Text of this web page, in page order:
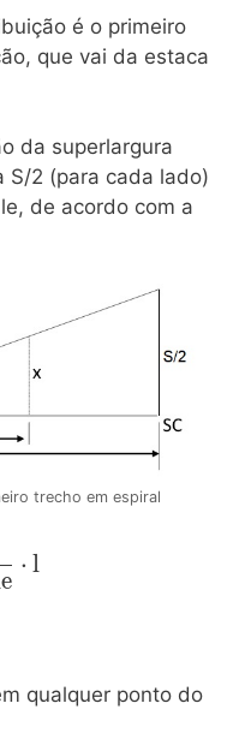
é o primeiro
que vai da estaca
da superlargura
S/2 (para cada lado)
de acordo com a
trecho em espiral
e
⋅ l
qualquer ponto do